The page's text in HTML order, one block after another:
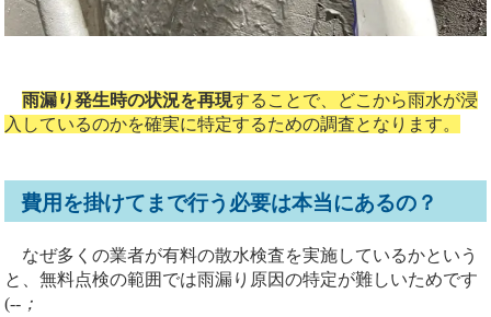
雨漏り発生時の状況を再現することで、どこから雨水が浸
入しているのかを確実に特定するための調査となります。
費用を掛けてまで行う必要は本当にあるの？
なぜ多くの業者が有料の散水検査を実施しているかという
と、無料点検の範囲では雨漏り原因の特定が難しいためです
(--；